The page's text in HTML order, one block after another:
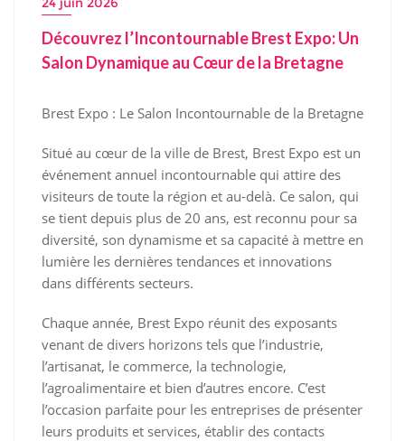
Découvrez l’Incontournable Brest Expo: Un
Salon Dynamique au Cœur de la Bretagne
Brest Expo : Le Salon Incontournable de la Bretagne
Situé au cœur de la ville de Brest, Brest Expo est un
événement annuel incontournable qui attire des
visiteurs de toute la région et au-delà. Ce salon, qui
se tient depuis plus de 20 ans, est reconnu pour sa
diversité, son dynamisme et sa capacité à mettre en
lumière les dernières tendances et innovations
dans différents secteurs.
Chaque année, Brest Expo réunit des exposants
venant de divers horizons tels que l’industrie,
l’artisanat, le commerce, la technologie,
l’agroalimentaire et bien d’autres encore. C’est
l’occasion parfaite pour les entreprises de présenter
leurs produits et services, établir des contacts